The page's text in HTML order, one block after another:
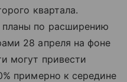
квартала.
по расширению
28 апреля на фоне
могут привести
примерно к середине